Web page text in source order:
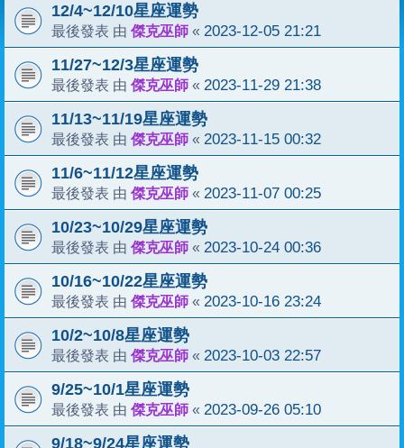
12/4~12/10星座運勢
最後發表 由 傑克巫師 « 2023-12-05 21:21
11/27~12/3星座運勢
最後發表 由 傑克巫師 « 2023-11-29 21:38
11/13~11/19星座運勢
最後發表 由 傑克巫師 « 2023-11-15 00:32
11/6~11/12星座運勢
最後發表 由 傑克巫師 « 2023-11-07 00:25
10/23~10/29星座運勢
最後發表 由 傑克巫師 « 2023-10-24 00:36
10/16~10/22星座運勢
最後發表 由 傑克巫師 « 2023-10-16 23:24
10/2~10/8星座運勢
最後發表 由 傑克巫師 « 2023-10-03 22:57
9/25~10/1星座運勢
最後發表 由 傑克巫師 « 2023-09-26 05:10
9/18~9/24星座運勢